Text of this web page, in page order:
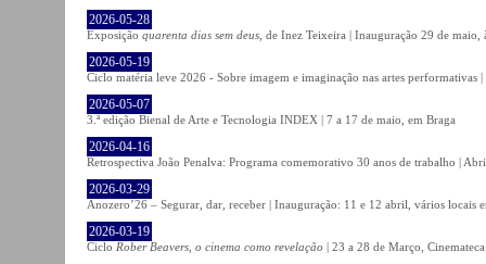
2026-05-28
Exposição quarenta dias sem deus , de Inez Teixeira | Inauguração 29 de
2026-05-19
Ciclo matéria leve 2026 - Sobre imagem e imaginação nas artes
2026-05-07
3.ª edição Bienal de Arte e Tecnologia INDEX | 7 a 17 de maio, em Braga
2026-04-16
Retrospectiva João Penalva: Programa comemorativo 30 anos de trabalho |
2026-03-29
Anozero’26 – Segurar, dar, receber | Inauguração: 11 e 12 abril, vários locais
2026-03-19
Ciclo Rober Beavers, o cinema como revelação | 23 a 28 de Março,